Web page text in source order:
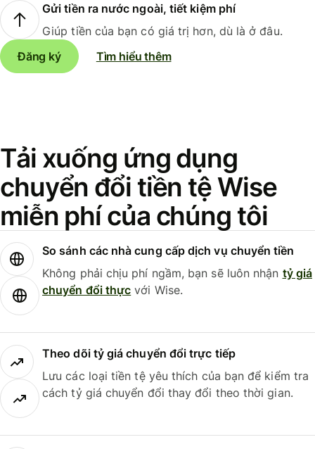
Gửi tiền ra nước ngoài, tiết kiệm phí
Giúp tiền của bạn có giá trị hơn, dù là ở đâu.
Đăng ký
Tìm hiểu thêm
Tải xuống ứng dụng
chuyển đổi tiền tệ Wise
miễn phí của chúng tôi
So sánh các nhà cung cấp dịch vụ chuyển tiền
Không phải chịu phí ngầm, bạn sẽ luôn nhận tỷ giá
chuyển đổi thực với Wise.
Theo dõi tỷ giá chuyển đổi trực tiếp
Lưu các loại tiền tệ yêu thích của bạn để kiểm tra
cách tỷ giá chuyển đổi thay đổi theo thời gian.